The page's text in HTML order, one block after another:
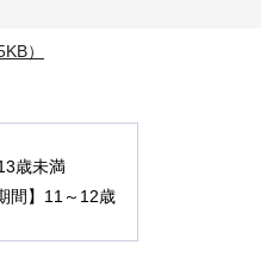
）
歳未満
間】11～12歳